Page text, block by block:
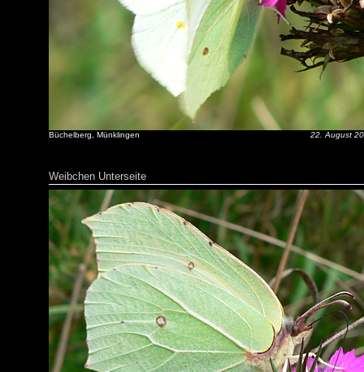
Büchelberg, Münklingen 22. August
Weibchen Unterseite